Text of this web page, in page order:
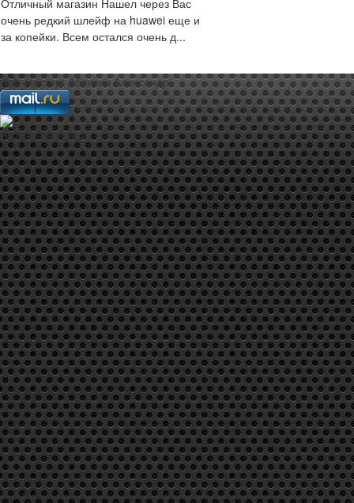
Отличный магазин Нашел через Вас
очень редкий шлейф на huawei еще и
за копейки. Всем остался очень д...
web-мастер:Аблизин Александр